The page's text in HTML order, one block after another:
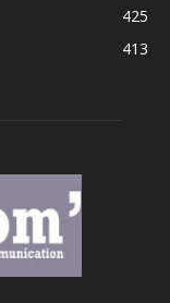
425
413